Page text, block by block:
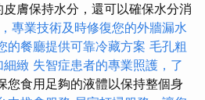
膚保持水分，還可以確保水分消
專業技術及時修復您的外牆漏水
的餐廳提供可靠冷藏方案 毛孔粗
細緻 失智症患者的專業照護，了
您食用足夠的液體以保持整個身